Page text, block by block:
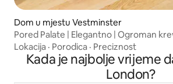
Dom u mjestu Vestminster
Pored Palate | Elegantno | Ogroman
opremljena kuhinja
Lokacija · Porodica · Preciznost
Kada je najbolje vrijeme
London?